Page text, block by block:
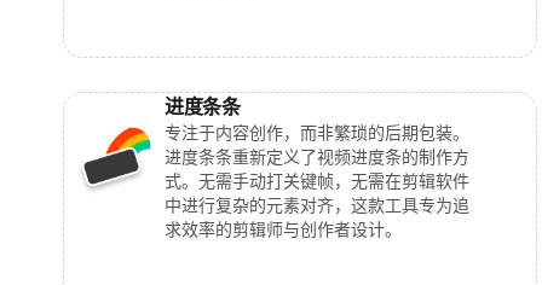
进度条条
专注于内容创作，而非繁琐的后期包装。
进度条条重新定义了视频进度条的制作方
式。无需手动打关键帧，无需在剪辑软件
中进行复杂的元素对齐，这款工具专为追
求效率的剪辑师与创作者设计。